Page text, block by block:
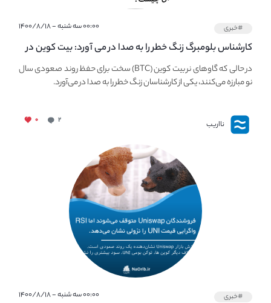
#خبری ۰۰:۰۰ سه شنبه - ۱۴۰۰/۸/۱۸
کارشناس بلومبرگ زنگ خطر را به صدا در می آورد: بیت کوین در
معرض خطر سقوط بزرگ است - دلیل آن چیست؟در حالی که گاوهای نر بیت کوین (BTC) سخت برای حفظ روند صعودی سال
نو مبارزه می‌کنند، یکی از کارشناسان زنگ خطر را به صدا در می‌آورد.
نااریب ۲ ۰
#خبری ۰۰:۰۰ سه شنبه - ۱۴۰۰/۸/۱۸